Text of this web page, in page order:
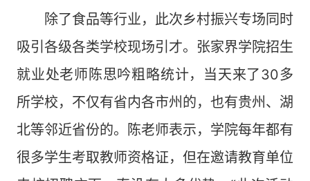
除了食品等行业，此次乡村振兴专场同时
吸引各级各类学校现场引才。张家界学院招生
就业处老师陈思吟粗略统计，当天来了30多
所学校，不仅有省内各市州的，也有贵州、湖
北等邻近省份的。陈老师表示，学院每年都有
很多学生考取教师资格证，但在邀请教育单位